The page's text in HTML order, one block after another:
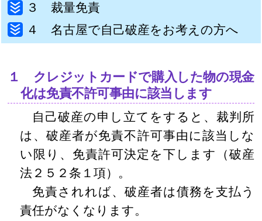
３ 裁量免責
４ 名古屋で自己破産をお考えの方へ
１ クレジットカードで購入した物の現金
化は免責不許可事由に該当します
自己破産の申し立てをすると、裁判所
は、破産者が免責不許可事由に該当しな
い限り、免責許可決定を下します（破産
法２５２条１項）。
免責されれば、破産者は債務を支払う
責任がなくなります。